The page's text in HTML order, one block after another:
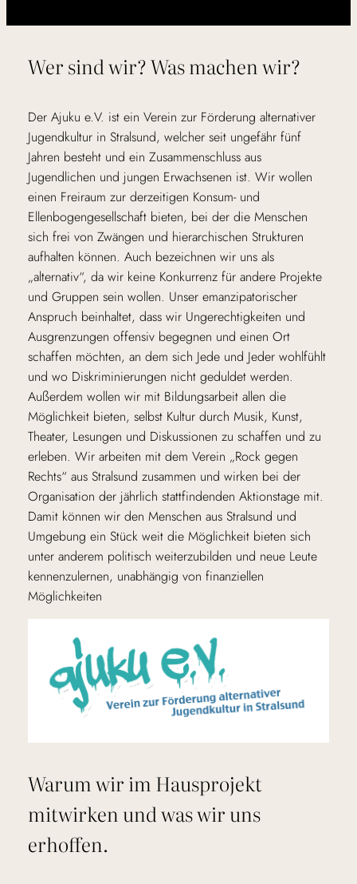
Wer sind wir? Was machen wir?
Der Ajuku e.V. ist ein Verein zur Förderung alternativer
Jugendkultur in Stralsund, welcher seit ungefähr fünf
Jahren besteht und ein Zusammenschluss aus
Jugendlichen und jungen Erwachsenen ist. Wir wollen
einen Freiraum zur derzeitigen Konsum- und
Ellenbogengesellschaft bieten, bei der die Menschen
sich frei von Zwängen und hierarchischen Strukturen
aufhalten können. Auch bezeichnen wir uns als
„alternativ“, da wir keine Konkurrenz für andere Projekte
und Gruppen sein wollen. Unser emanzipatorischer
Anspruch beinhaltet, dass wir Ungerechtigkeiten und
Ausgrenzungen offensiv begegnen und einen Ort
schaffen möchten, an dem sich Jede und Jeder wohlfühlt
und wo Diskriminierungen nicht geduldet werden.
Außerdem wollen wir mit Bildungsarbeit allen die
Möglichkeit bieten, selbst Kultur durch Musik, Kunst,
Theater, Lesungen und Diskussionen zu schaffen und zu
erleben. Wir arbeiten mit dem Verein „Rock gegen
Rechts“ aus Stralsund zusammen und wirken bei der
Organisation der jährlich stattfindenden Aktionstage mit.
Damit können wir den Menschen aus Stralsund und
Umgebung ein Stück weit die Möglichkeit bieten sich
unter anderem politisch weiterzubilden und neue Leute
kennenzulernen, unabhängig von finanziellen
Möglichkeiten
Warum wir im Hausprojekt
mitwirken und was wir uns
erhoffen.